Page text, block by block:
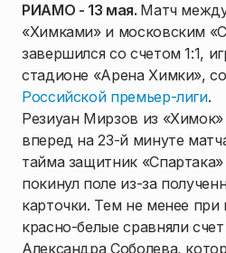
РИАМО - 13 мая. Матч
«Химками» и московским
завершился со счетом 1:1,
стадионе «Арена Химки»,
Российской премьер-лиги.
Резиуан Мирзов из
вперед на 23-й минуте
тайма защитник
покинул поле из-за
карточки. Тем не менее при
красно-белые сравняли
Александра Соболева,